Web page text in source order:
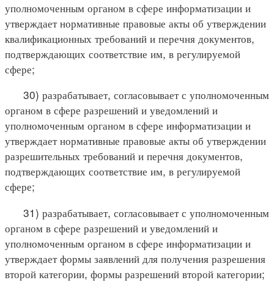
уполномоченным органом в сфере информатизации и
утверждает нормативные правовые акты об утверждении
квалификационных требований и перечня документов,
подтверждающих соответствие им, в регулируемой
сфере;
30) разрабатывает, согласовывает с уполномоченным
органом в сфере разрешений и уведомлений и
уполномоченным органом в сфере информатизации и
утверждает нормативные правовые акты об утверждении
разрешительных требований и перечня документов,
подтверждающих соответствие им, в регулируемой
сфере;
31) разрабатывает, согласовывает с уполномоченным
органом в сфере разрешений и уведомлений и
уполномоченным органом в сфере информатизации и
утверждает формы заявлений для получения разрешения
второй категории, формы разрешений второй категории;